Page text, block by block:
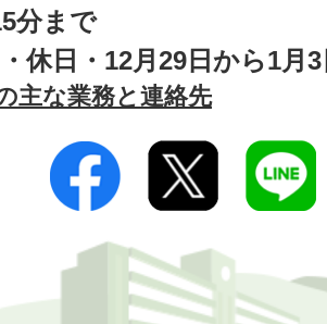
分まで
・休日・12月29日から1月
主な業務と連絡先